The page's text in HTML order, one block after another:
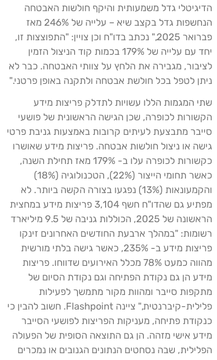
הדיגיטלי גדל משמעותית והיקף חולשות האבטחה
הנחשפות גדל בקצב שיא – עלייה של 246% מאז
פברואר 2025," נכתב בדו"ח וכן צויין: "התפוצצות זו,
יחד עם עלייה של 179% בכמות קוד הניצול הזמין
לציבור, מגבירה את הלחץ על צוותי האבטחה. כבר לא
ניתן לטפל בכל חולשת אבטחה ולתקנה באופן פרטני."
שתי המגמות הללו עשויות לתדלק פריצות מידע
הקשורות לכופרה, שכן הגישה הראשונית של פושעי
סייבר מתבצעת לעיתים קרובות באמצעות גניבת פרטי
גישה או ניצול חולשות אבטחה. פריצות מידע שאושרו
כקשורות לכופרה עלו ב- 179% מאז תחילת השנה,
כאשר תחומי הייצור (22%), הטכנולוגיה (18%)
והקמעונאות (13%) נפגעו בצורה הקשה ביותר. לא
מפתיע גם שהדו"ח חשף 3,104 פריצות מידע במחצית
הראשונה של 2025, הכוללות גניבה של 9.5 מיליארד
רשומות: "במהלך ארבעת החודשים האחרונים זינקו
פריצות מידע ב- 235%, כאשר גישה בלתי מורשית
מהווה כמעט 78% מכלל האירועים שדווחו. פריצות
מידע הן גם נקודת הפתיחה וגם נקודת הסיום של
מתקפות סייבר ומהוות מקור מתמשך לפעילות
פלילית-קיברנטית," ציינה Flashpoint. חשוב להבין כי
כנקודת פתיחה, מעניקות הפריצות לפושעי הסייבר
מידע אישי מזהה. הן גם התוצאה הסופית של הפעולה
הפלילית, שבה נסחטים הנתונים הגנובים או נמכרים